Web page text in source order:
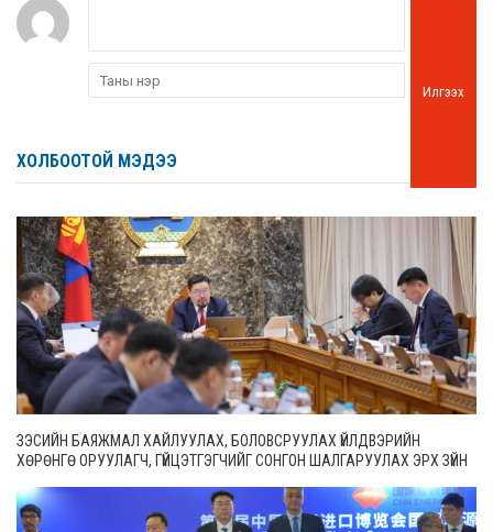
Илгээх
ХОЛБООТОЙ МЭДЭЭ
ЗЭСИЙН БАЯЖМАЛ ХАЙЛУУЛАХ, БОЛОВСРУУЛАХ ҮЙЛДВЭРИЙН
ХӨРӨНГӨ ОРУУЛАГЧ, ГҮЙЦЭТГЭГЧИЙГ СОНГОН ШАЛГАРУУЛАХ ЭРХ ЗҮЙН